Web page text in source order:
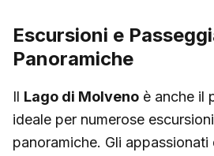
Escursioni e
Panoramiche
Il Lago di Molveno è anche il
ideale per numerose
panoramiche. Gli